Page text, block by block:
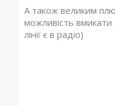
А також великим
можливість вмикати
лінії є в радіо)